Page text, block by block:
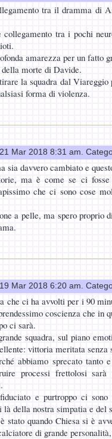
tra il dramma di
collegamento tra i pochi
amarezza per un fatto
morte di Davide.
la squadra dal Viareggio
forma di violenza.
Mar 2018 8:31 am.
sia davvero cambiato e
ma è come se ci fosse
che ci sono cose
a pelle, ma spero proprio
Mar 2018 6:20 am.
che ci ha avvolti per i 90
coscienza che in
ci sarà.
squadra, sul piano
vittoria meritata senza
abbiamo sprecato tanto
processi frettolosi
e purtroppo ci
là della nostra simpatia e del
stato quando Chiesa si è
di grande